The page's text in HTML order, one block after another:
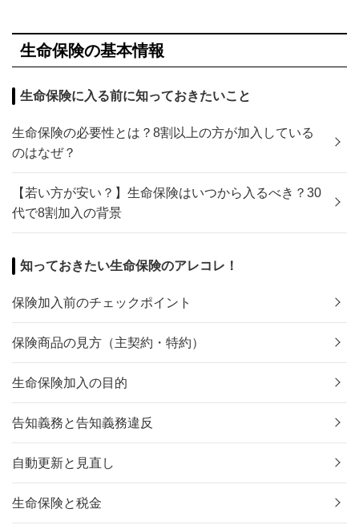
生命保険の基本情報
生命保険に入る前に知っておきたいこと
生命保険の必要性とは？8割以上の方が加入している
のはなぜ？
【若い方が安い？】生命保険はいつから入るべき？30
代で8割加入の背景
知っておきたい生命保険のアレコレ！
保険加入前のチェックポイント
保険商品の見方（主契約・特約）
生命保険加入の目的
告知義務と告知義務違反
自動更新と見直し
生命保険と税金